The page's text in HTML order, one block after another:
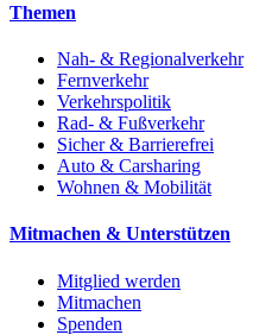
Themen
Nah- & Regionalverkehr
Fernverkehr
Verkehrspolitik
Rad- & Fußverkehr
Sicher & Barrierefrei
Auto & Carsharing
Wohnen & Mobilität
Mitmachen & Unterstützen
Mitglied werden
Mitmachen
Spenden